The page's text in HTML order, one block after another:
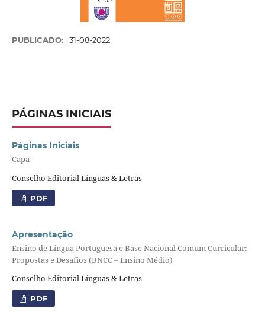
PUBLICADO: 31-08-2022
PÁGINAS INICIAIS
Páginas Iniciais
Capa
Conselho Editorial Línguas & Letras
PDF
Apresentação
Ensino de Língua Portuguesa e Base Nacional Comum Curricular:
Propostas e Desafios (BNCC – Ensino Médio)
Conselho Editorial Línguas & Letras
PDF